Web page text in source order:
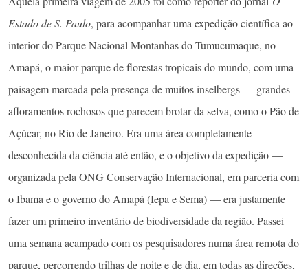
Estado de S. Paulo, para acompanhar uma expedição científica ao
interior do Parque Nacional Montanhas do Tumucumaque, no
Amapá, o maior parque de florestas tropicais do mundo, com uma
paisagem marcada pela presença de muitos inselbergs — grandes
afloramentos rochosos que parecem brotar da selva, como o Pão de
Açúcar, no Rio de Janeiro. Era uma área completamente
desconhecida da ciência até então, e o objetivo da expedição —
organizada pela ONG Conservação Internacional, em parceria com
o Ibama e o governo do Amapá (Iepa e Sema) — era justamente
fazer um primeiro inventário de biodiversidade da região. Passei
uma semana acampado com os pesquisadores numa área remota do
parque, percorrendo trilhas de noite e de dia, em todas as direções,